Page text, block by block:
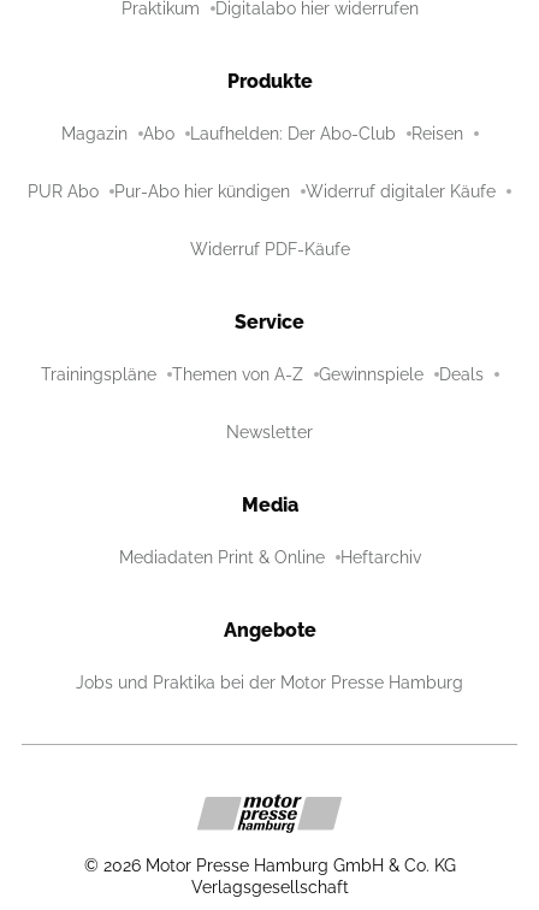
Praktikum Digitalabo hier widerrufen
Produkte
Magazin Abo Laufhelden: Der Abo-Club Reisen
PUR Abo Pur-Abo hier kündigen Widerruf digitaler Käufe
Widerruf PDF-Käufe
Service
Trainingspläne Themen von A-Z Gewinnspiele Deals
Newsletter
Media
Mediadaten Print & Online Heftarchiv
Angebote
Jobs und Praktika bei der Motor Presse Hamburg
© 2026 Motor Presse Hamburg GmbH & Co. KG
Verlagsgesellschaft